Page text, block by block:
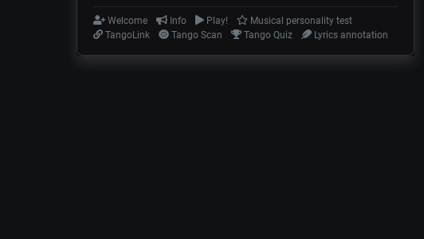
Welcome Info Play!
Musical personality test
TangoLink
Tango Scan Tango Quiz Lyrics annotation